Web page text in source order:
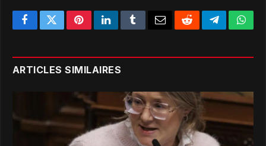
FacebookTwitterPinterestLinkedInTumblrEmailRedditTelegram
ARTICLES SIMILAIRES